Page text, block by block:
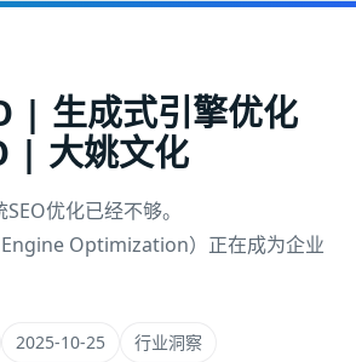
| 生成式引擎优化
| 大姚文化
优化已经不够。
Optimization）正在成为企业
2025-10-25 行业洞察